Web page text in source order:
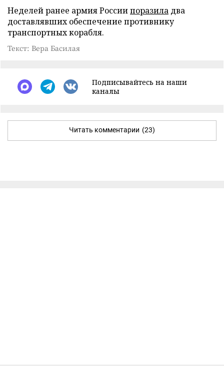
Неделей ранее армия Россиипоразила два
доставлявших обеспечение противнику
транспортных корабля.
Текст: Вера Басилая
Подписывайтесь на наши
каналы
Читать комментарии (23)